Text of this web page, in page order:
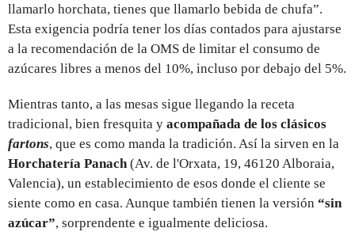
llamarlo horchata, tienes que llamarlo bebida de chufa”.
Esta exigencia podría tener los días contados para ajustarse
a la recomendación de la OMS de limitar el consumo de
azúcares libres a menos del 10%, incluso por debajo del 5%.
Mientras tanto, a las mesas sigue llegando la receta
tradicional, bien fresquita y acompañada de los clásicos
fartons, que es como manda la tradición. Así la sirven en la
Horchatería Panach (Av. de l'Orxata, 19, 46120 Alboraia,
Valencia), un establecimiento de esos donde el cliente se
siente como en casa. Aunque también tienen la versión “sin
azúcar”, sorprendente e igualmente deliciosa.